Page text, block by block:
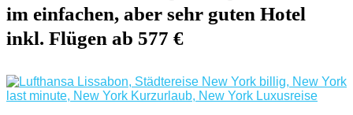
im einfachen, aber sehr guten Hotel
inkl. Flügen ab 577 €